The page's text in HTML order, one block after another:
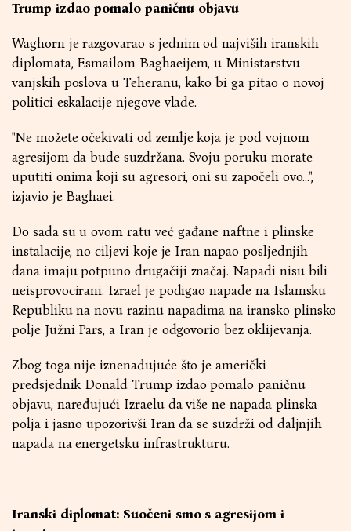
Trump izdao pomalo paničnu objavu
Waghorn je razgovarao s jednim od najviših iranskih
diplomata, Esmailom Baghaeijem, u Ministarstvu
vanjskih poslova u Teheranu, kako bi ga pitao o novoj
politici eskalacije njegove vlade.
"Ne možete očekivati od zemlje koja je pod vojnom
agresijom da bude suzdržana. Svoju poruku morate
uputiti onima koji su agresori, oni su započeli ovo...",
izjavio je Baghaei.
Do sada su u ovom ratu već gađane naftne i plinske
instalacije, no ciljevi koje je Iran napao posljednjih
dana imaju potpuno drugačiji značaj. Napadi nisu bili
neisprovocirani. Izrael je podigao napade na Islamsku
Republiku na novu razinu napadima na iransko plinsko
polje Južni Pars, a Iran je odgovorio bez oklijevanja.
Zbog toga nije iznenađujuće što je američki
predsjednik Donald Trump izdao pomalo paničnu
objavu, naređujući Izraelu da više ne napada plinska
polja i jasno upozorivši Iran da se suzdrži od daljnjih
napada na energetsku infrastrukturu.
Iranski diplomat: Suočeni smo s agresijom i